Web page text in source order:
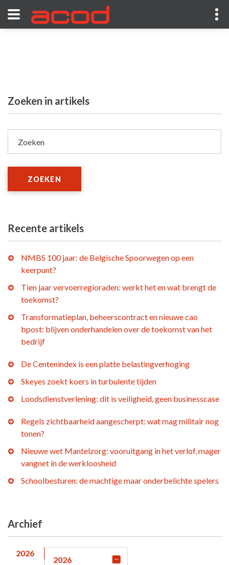
Zoeken in artikels
Zoeken
ZOEKEN
Recente artikels
NMBS 100 jaar: de Belgische Spoorwegen op een
keerpunt?
Tien jaar vervoerregioraden: werkt het en wat brengt de
toekomst?
Transformatieplan, beheerscontract en nieuwe cao
bpost: blijven onderhandelen over de toekomst van het
bedrijf
De Centenindex is een platte belastingverhoging
Skeyes zoekt koers in turbulente tijden
Loodsdienstverlening: dit is veiligheid, geen businesscase
Regels zichtbaarheid aangescherpt: wat mag militair nog
tonen?
Nieuwe wet Mantelzorg: vooruitgang in het verlof, mager
vangnet in de werkloosheid
Schoolbesturen: de machtige maar onderbelichte spelers
Archief
2026
2026